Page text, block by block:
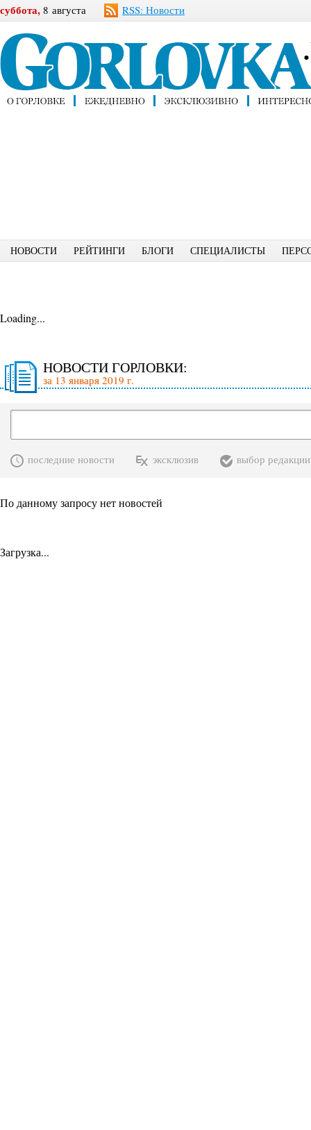
суббота, 8 августа RSS: Новости
НОВОСТИ РЕЙТИНГИ БЛОГИ СПЕЦИАЛИСТЫ
Loading...
НОВОСТИ ГОРЛОВКИ:
за 13 января 2019 г.
последние новости эксклюзив выбор редакции
По данному запросу нет новостей
Загрузка...